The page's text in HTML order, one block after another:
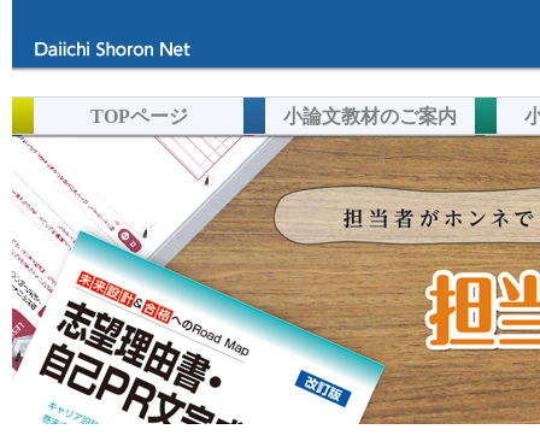
TOPページ 小論文教材のご案内